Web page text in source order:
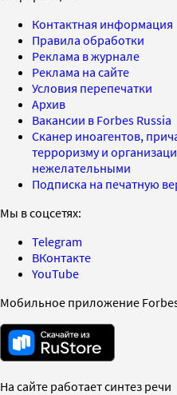
Контактная информация
Правила обработки
Реклама в журнале
Реклама на сайте
Условия перепечатки
Архив
Вакансии в Forbes Russia
Сканер иноагентов,
терроризму и
нежелательными
Подписка на печатную
Мы в соцсетях:
Telegram
ВКонтакте
YouTube
Мобильное приложение
На сайте работает синтез речи